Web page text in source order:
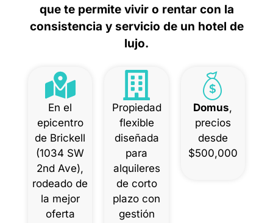
que te permite vivir o rentar con la
consistencia y servicio de un hotel de
lujo.
En el
epicentro
de Brickell
(1034 SW
2nd Ave),
rodeado de
la mejor
oferta
Propiedad
flexible
diseñada
para
alquileres
de corto
plazo con
gestión
Domus,
precios
desde
$500,000